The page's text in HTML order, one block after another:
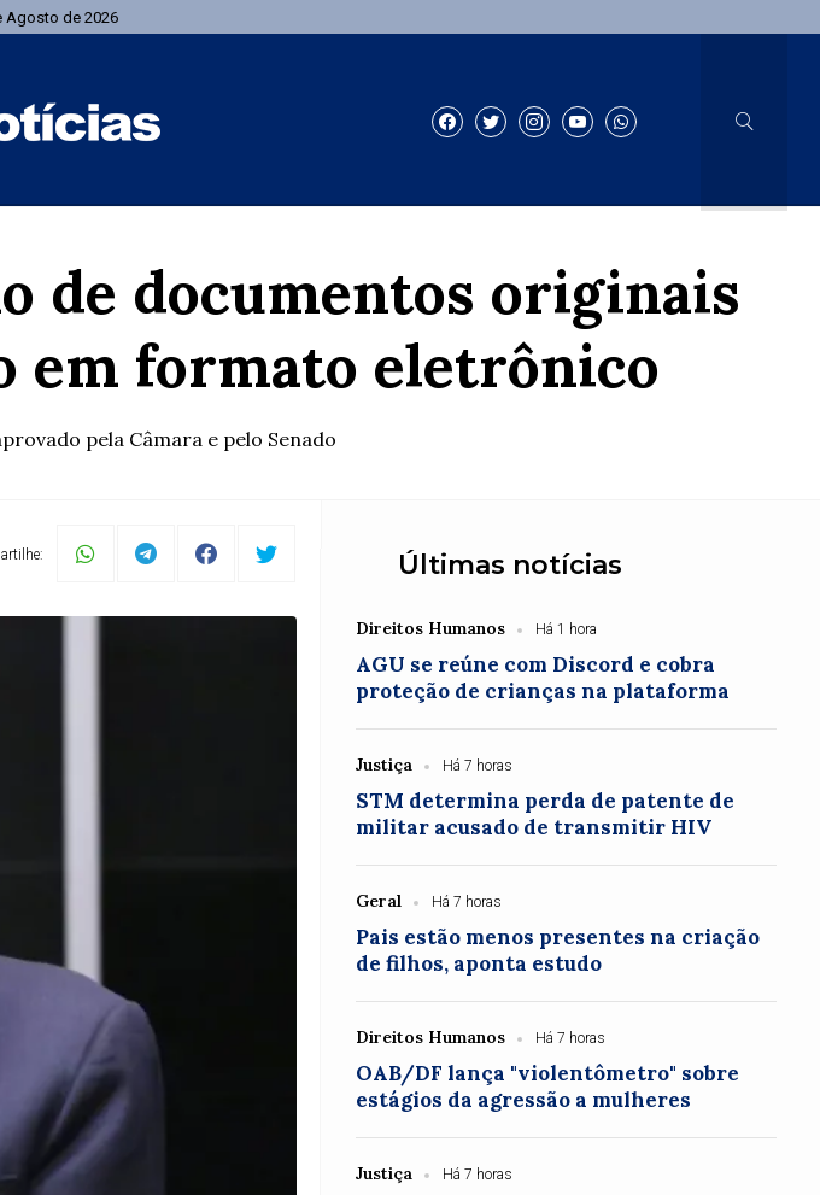
Agosto de 2026
de documentos originais
em formato eletrônico
pela Câmara e pelo Senado
Últimas notícias
Direitos Humanos Há 1 hora
AGU se reúne com Discord e cobra
proteção de crianças na plataforma
Justiça Há 7 horas
STM determina perda de patente de
militar acusado de transmitir HIV
Geral Há 7 horas
Pais estão menos presentes na criação
de filhos, aponta estudo
Direitos Humanos Há 7 horas
OAB/DF lança "violentômetro" sobre
estágios da agressão a mulheres
Justiça Há 7 horas